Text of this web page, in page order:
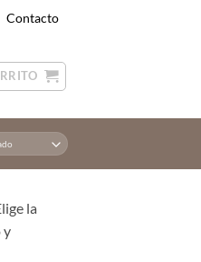
Contacto
la
y